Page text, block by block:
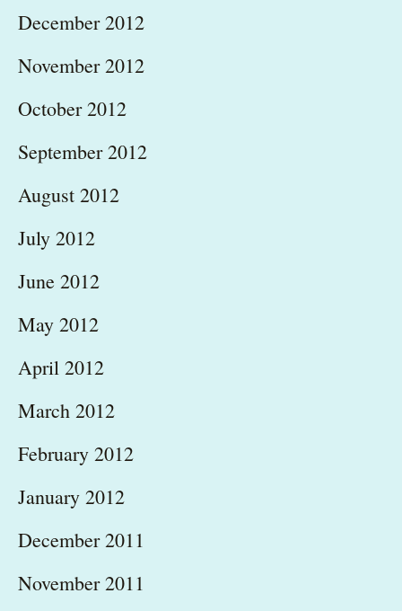
December 2012
November 2012
October 2012
September 2012
August 2012
July 2012
June 2012
May 2012
April 2012
March 2012
February 2012
January 2012
December 2011
November 2011